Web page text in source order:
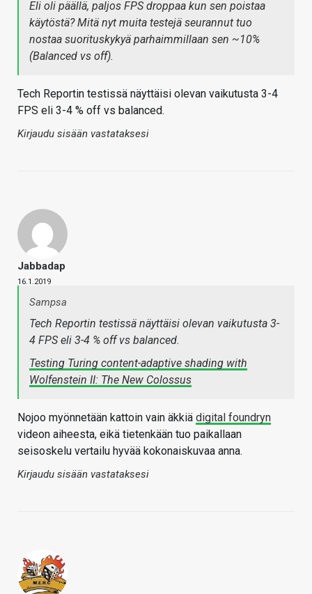
Eli oli päällä, paljos FPS droppaa kun sen poistaa
käytöstä? Mitä nyt muita testejä seurannut tuo
nostaa suorituskykyä parhaimmillaan sen ~10%
(Balanced vs off).
Tech Reportin testissä näyttäisi olevan vaikutusta 3-4
FPS eli 3-4 % off vs balanced.
Kirjaudu sisään vastataksesi
Jabbadap
16.1.2019
Sampsa
Tech Reportin testissä näyttäisi olevan vaikutusta 3-
4 FPS eli 3-4 % off vs balanced.
Testing Turing content-adaptive shading with
Wolfenstein II: The New Colossus
Nojoo myönnetään kattoin vain äkkiä digital foundryn
videon aiheesta, eikä tietenkään tuo paikallaan
seisoskelu vertailu hyvää kokonaiskuvaa anna.
Kirjaudu sisään vastataksesi